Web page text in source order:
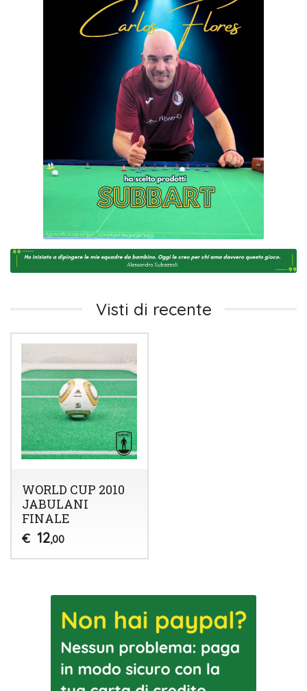
Visti di recente
WORLD CUP 2010
JABULANI
FINALE
€ 12,00